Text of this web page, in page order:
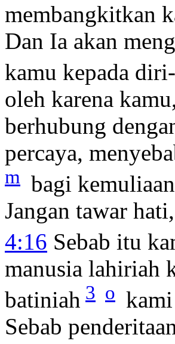
membangkitkan
Dan Ia akan
kamu kepada
oleh karena
berhubung
percaya,
m bagi
Jangan tawar
4:16 Sebab itu
manusia lahiriah
batiniah 3 o
Sebab